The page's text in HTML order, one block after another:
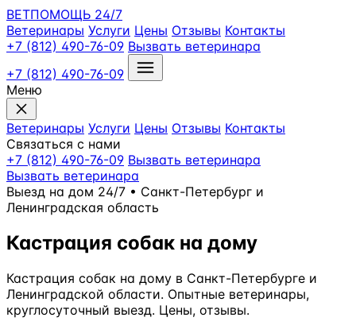
ВЕТПОМОЩЬ 24/7
Ветеринары Услуги Цены Отзывы Контакты
+7 (812) 490-76-09 Вызвать ветеринара
+7 (812) 490-76-09
Меню
Ветеринары Услуги Цены Отзывы Контакты
Связаться с нами
+7 (812) 490-76-09 Вызвать ветеринара
Вызвать ветеринара
Выезд на дом 24/7 • Санкт-Петербург и
Ленинградская область
Кастрация собак на дому
Кастрация собак на дому в Санкт-Петербурге и
Ленинградской области. Опытные ветеринары,
круглосуточный выезд. Цены, отзывы.